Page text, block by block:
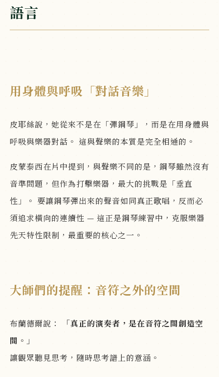
語言
用身體與呼吸「對話音樂」
皮耶絲說，她從來不是在「彈鋼琴」，而是在用身體與
呼吸與樂器對話。 這與聲樂的本質是完全相通的。
皮蒙泰西在片中提到，與聲樂不同的是，鋼琴雖然沒有
音準問題，但作為打擊樂器，最大的挑戰是「垂直
性」。 要讓鋼琴彈出來的聲音如同真正歌唱，反而必
須追求橫向的連續性 — 這正是鋼琴練習中，克服樂器
先天特性限制，最重要的核心之一。
大師們的提醒：音符之外的空間
布蘭德爾說：
「真正的演奏者，是在音符之間創造空
間。」
讓觀眾聽見思考，隨時思考譜上的意涵。